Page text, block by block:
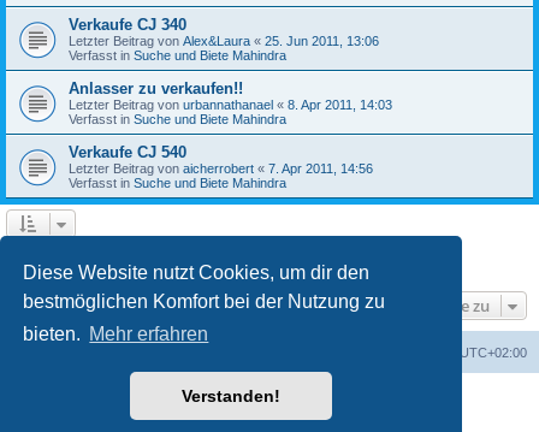
Diese Website nutzt Cookies, um dir den
bestmöglichen Komfort bei der Nutzung zu
bieten. Mehr erfahren
Verstanden!
Verkaufe CJ 340
Letzter Beitrag von Alex&Laura « 25. Jun 2011, 13:06
Verfasst in Suche und Biete Mahindra
Anlasser zu verkaufen!!
Letzter Beitrag von urbannathanael « 8. Apr 2011, 14:03
Verfasst in Suche und Biete Mahindra
Verkaufe CJ 540
Letzter Beitrag von aicherrobert « 7. Apr 2011, 14:56
Verfasst in Suche und Biete Mahindra
Gehe zu
UTC+02:00
Powered byphpBB® Forum Software © phpBB Limited
phpBB.de